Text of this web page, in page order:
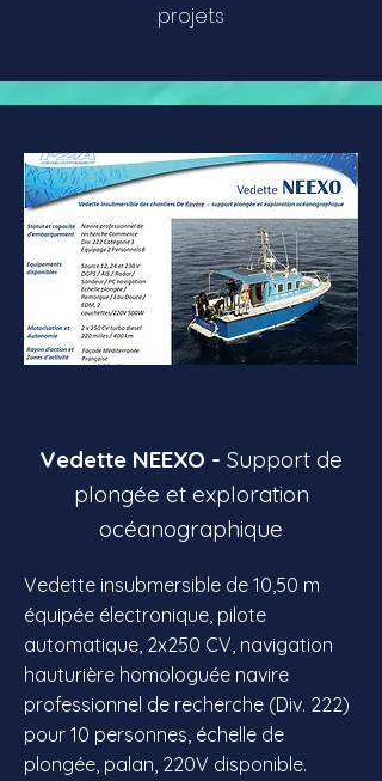
projets
Vedette NEEXO - Support de
plongée et exploration
océanographique
Vedette insubmersible de 10,50 m
équipée électronique, pilote
automatique, 2x250 CV, navigation
hauturière homologuée navire
professionnel de recherche (Div. 222)
pour 10 personnes, échelle de
plongée, palan, 220V disponible.